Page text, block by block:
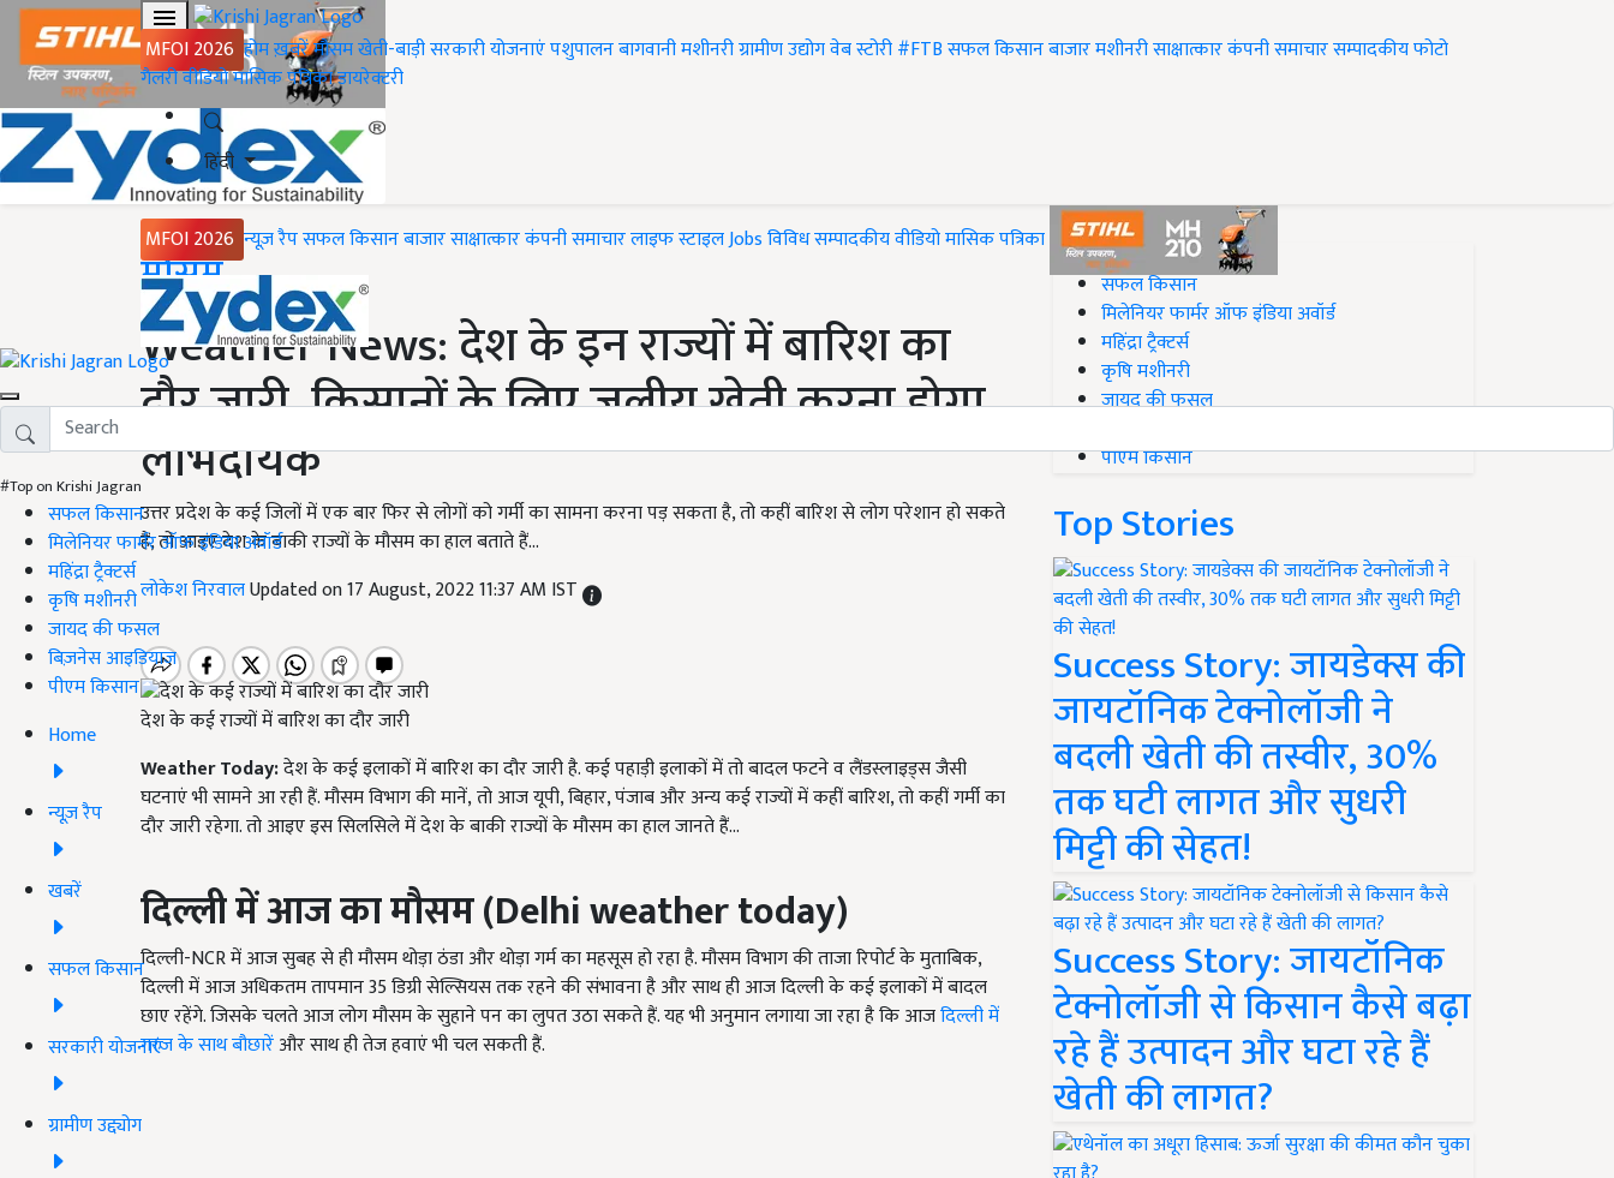
MFOI 2026 होमख़बरेंमौसमखेती-बाड़ीसरकारी योजनाएंपशुपालनबागवानीमशीनरीग्रामीण उद्योगवेब स्टोरी#FTBसफल किसानबाजारमशीनरीसाक्षात्कारकंपनी समाचारसम्पादकीयफोटो
गैलरीवीडियोमासिक पत्रिकाडायरेक्टरी
हिंदी
MFOI 2026 न्यूज़ रैपसफल किसानबाजारसाक्षात्कारकंपनी समाचारलाइफ स्टाइलJobsविविधसम्पादकीयवीडियोमासिक पत्रिका
#Top on Krishi Jagran
सफल किसान
मिलेनियर फार्मर ऑफ इंडिया अवॉर्ड
महिंद्रा ट्रैक्टर्स
कृषि मशीनरी
जायद की फसल
बिज़नेस आइडियाज
पीएम किसान
Home
न्यूज़ रैप
खबरें
सफल किसान
सरकारी योजनाएं
ग्रामीण उद्द्योग
Home
मौसम
Weather News: देश के इन राज्यों में बारिश का
दौर जारी, किसानों के लिए जलीय खेती करना होगा
लाभदायक
उत्तर प्रदेश के कई जिलों में एक बार फिर से लोगों को गर्मी का सामना करना पड़ सकता है, तो कहीं बारिश से लोग परेशान हो सकते
हैं, तो आइए देश के बाकी राज्यों के मौसम का हाल बताते हैं...
लोकेश निरवालUpdated on 17 August, 2022 11:37 AM IST
देश के कई राज्यों में बारिश का दौर जारी
Weather Today:देश के कई इलाकों में बारिश का दौर जारी है. कई पहाड़ी इलाकों में तो बादल फटने व लैंडस्लाइड्स जैसी
घटनाएं भी सामने आ रही हैं. मौसम विभाग की मानें, तो आज यूपी, बिहार, पंजाब और अन्य कई राज्यों में कहीं बारिश, तो कहीं गर्मी का
दौर जारी रहेगा. तो आइए इस सिलसिले में देश के बाकी राज्यों के मौसम का हाल जानते हैं...
दिल्ली में आज का मौसम(Delhi weather today)
दिल्ली-NCR में आज सुबह से ही मौसम थोड़ा ठंडा और थोड़ा गर्म का महसूस हो रहा है. मौसम विभाग की ताजा रिपोर्ट के मुताबिक,
दिल्ली में आज अधिकतम तापमान 35 डिग्री सेल्सियस तक रहने की संभावना है और साथ ही आज दिल्ली के कई इलाकों में बादल
छाए रहेंगे. जिसके चलते आज लोग मौसम के सुहाने पन का लुपत उठा सकते हैं. यह भी अनुमान लगाया जा रहा है कि आजदिल्ली में
गरज के साथ बौछारेंऔर साथ ही तेज हवाएं भी चल सकती हैं.
#Top on Krishi Jagran
सफल किसान
मिलेनियर फार्मर ऑफ इंडिया अवॉर्ड
महिंद्रा ट्रैक्टर्स
कृषि मशीनरी
जायद की फसल
पीएम किसान
Top Stories
Success Story: जायडेक्स की
जायटॉनिक टेक्नोलॉजी ने
बदली खेती की तस्वीर, 30%
तक घटी लागत और सुधरी
मिट्टी की सेहत!
Success Story: जायटॉनिक
टेक्नोलॉजी से किसान कैसे बढ़ा
रहे हैं उत्पादन और घटा रहे हैं
खेती की लागत?